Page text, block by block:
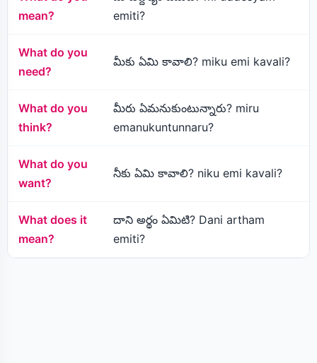
mean?
emiti?
What do you
need?
మీకు ఏమి కావాలి? miku emi kavali?
What do you
think?
మీరు ఏమనుకుంటున్నారు? miru
emanukuntunnaru?
What do you
want?
నీకు ఏమి కావాలి? niku emi kavali?
What does it
mean?
దాని అర్థం ఏమిటి? Dani artham
emiti?